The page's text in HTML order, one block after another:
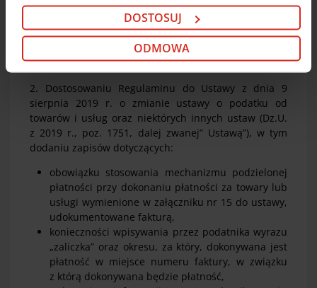
nie chcesz wyrażać zgody na cookie opcjonalne, kliknij
„Odmowa”. Jeśli chcesz dostosować swoje wybory,
kliknij „Dostosuj”. Jeśli zgadzasz się na instalację
cookie opcjonalnych w Twoim urządzeniu (zgodnie z
Polityką cookie), kliknij „Akceptuj wszystkie cookie”.
W dowolnej chwili możesz wycofać swoją zgodę w
Deklaracji dot. plików cookie . Informacje o
przetwarzaniu danych osobowych, w tym o
przysługujących w związku z tym uprawnieniach,
znajdziesz podlinkiem.
DOSTOSUJ
ODMOWA
do Komunikatu. Podstawą prawną zmian
opisanych powyżej jest § 62, ust. 2. pkt 1) oraz
pkt. 2) Regulaminu.
2. Dostosowaniu Regulaminu do Ustawy z dnia 9
sierpnia 2019 r. o zmianie ustawy o podatku od
towarów i usług oraz niektórych innych ustaw (Dz.U.
z 2019 r., poz. 1751, dalej zwanej” Ustawą”), w tym
dodaniu zapisów dotyczących:
obowiązku stosowania mechanizmu podzielonej
płatności przy dokonaniu płatności za towary lub
usługi wymienione w załączniku nr 15 do ustawy,
udokumentowane fakturą,
konieczności wpisywania przez podatnika wyrazu
„zaliczka” oraz okresu, za który, dokonywana jest
płatność w miejsce numeru faktury, w związku
z którą dokonywana będzie płatność,